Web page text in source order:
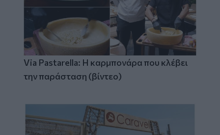
Via Pastarella: Η καρμπονάρα που κλέβει
την παράσταση (βίντεο)